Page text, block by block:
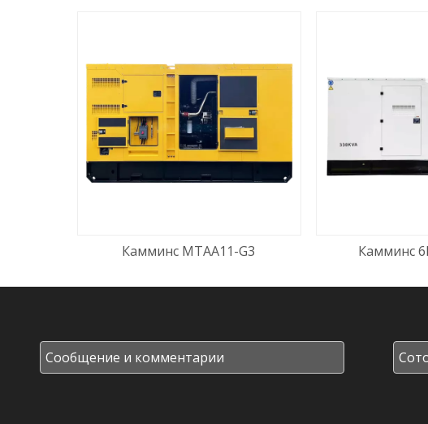
Камминс МТАА11-G3 Камминс